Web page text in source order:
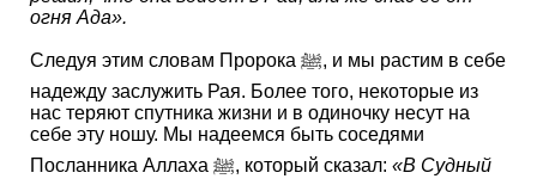
огня Ада».
Следуя этим словам Пророка ﷺ, и мы растим в себе
надежду заслужить Рая. Более того, некоторые из
нас теряют спутника жизни и в одиночку несут на
себе эту ношу. Мы надеемся быть соседями
Посланника Аллаха ﷺ, который сказал: «В Судный